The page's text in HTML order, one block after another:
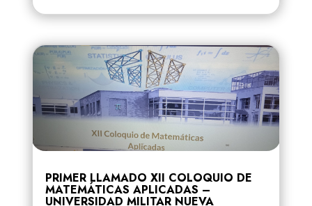
PRIMER LLAMADO XII COLOQUIO DE
MATEMÁTICAS APLICADAS –
UNIVERSIDAD MILITAR NUEVA